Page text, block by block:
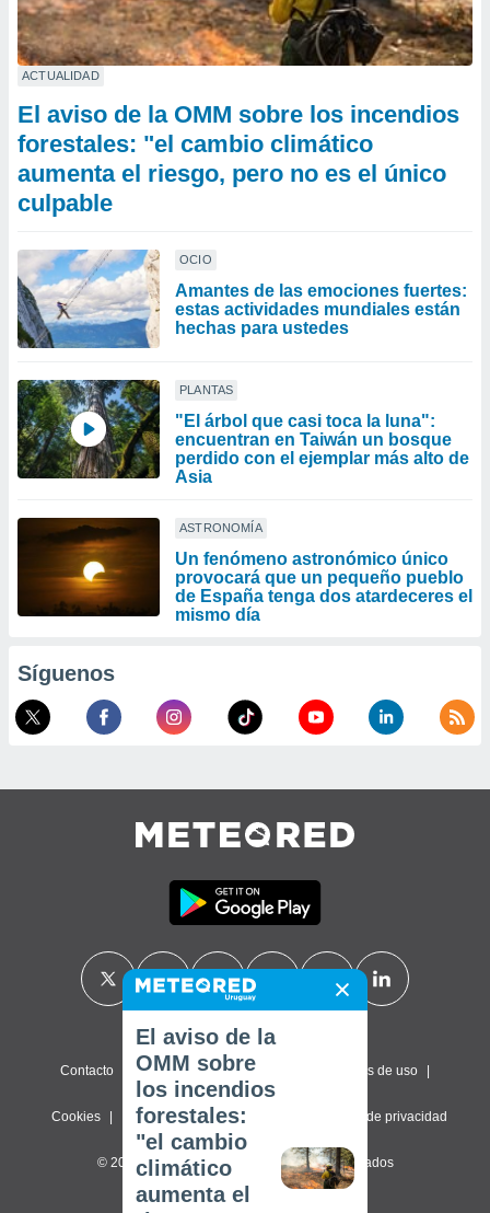
ACTUALIDAD
El aviso de la OMM sobre los incendios
forestales: "el cambio climático
aumenta el riesgo, pero no es el único
culpable
OCIO
Amantes de las emociones fuertes:
estas actividades mundiales están
hechas para ustedes
PLANTAS
"El árbol que casi toca la luna":
encuentran en Taiwán un bosque
perdido con el ejemplar más alto de
Asia
ASTRONOMÍA
Un fenómeno astronómico único
provocará que un pequeño pueblo
de España tenga dos atardeceres el
mismo día
Síguenos
Contacto Sobre nosotros Términos de uso
Cookies Política de privacidad Configuración de privacidad
© 2026 Meteored. Todos los derechos reservados
El aviso de la
OMM sobre
los incendios
forestales:
"el cambio
climático
aumenta el